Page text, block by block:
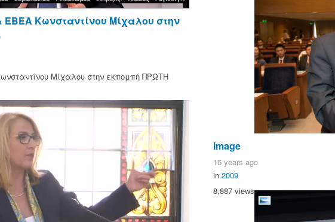
ΕΒΕΑ Κωνσταντίνου Μίχαλου στην
Μίχαλου στην εκπομπή ΠΡΩΤΗ
Image
16 years ago
in 2009
8,887 views